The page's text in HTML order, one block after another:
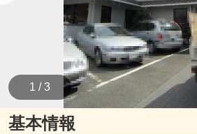
1 / 3
基本情報